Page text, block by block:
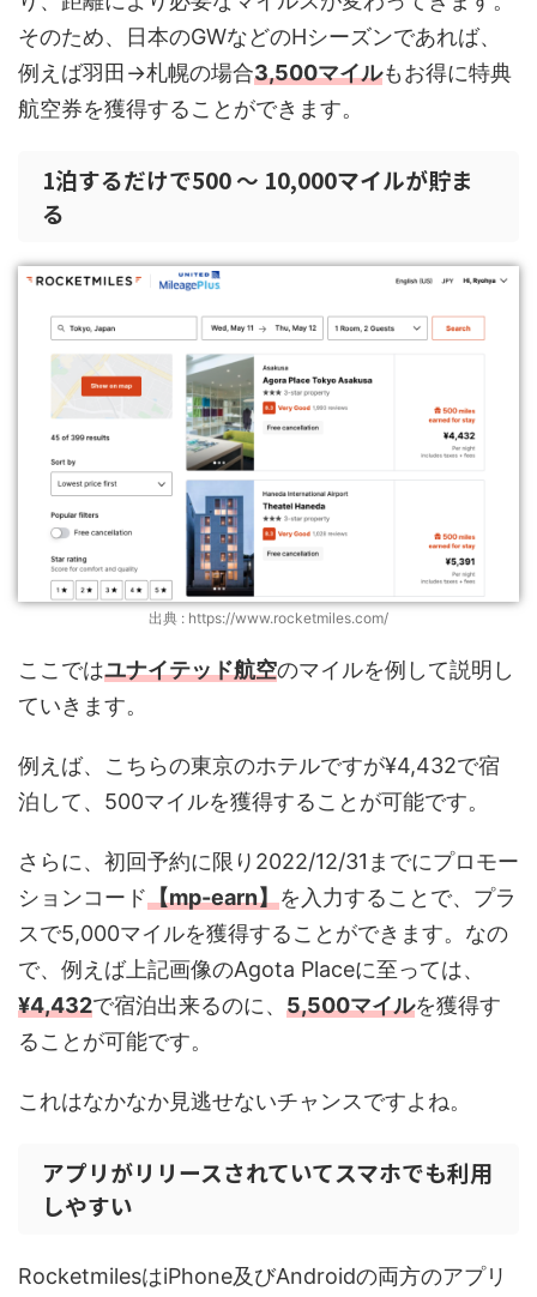
そのため、日本のGWなどのHシーズンであれば、
例えば羽田→札幌の場合3,500マイルもお得に特典
航空券を獲得することができます。
1泊するだけで500 〜 10,000マイルが貯ま
る
出典 : https://www.rocketmiles.com/
ここではユナイテッド航空のマイルを例して説明し
ていきます。
例えば、こちらの東京のホテルですが¥4,432で宿
泊して、500マイルを獲得することが可能です。
さらに、初回予約に限り2022/12/31までにプロモー
ションコード【mp-earn】を入力することで、プラ
スで5,000マイルを獲得することができます。なの
で、例えば上記画像のAgota Placeに至っては、
¥4,432で宿泊出来るのに、 5,500マイルを獲得す
ることが可能です。
これはなかなか見逃せないチャンスですよね。
アプリがリリースされていてスマホでも利用
しやすい
RocketmilesはiPhone及びAndroidの両方のアプリ